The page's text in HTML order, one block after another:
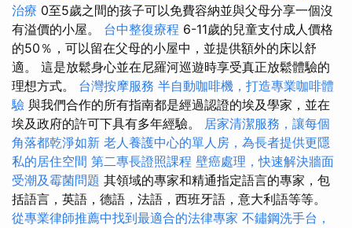
治療 0至5歲之間的孩子可以免費容納並與父母分享一個沒
有溢價的小屋。 台中整復療程 6-11歲的兒童支付成人價格
的50％，可以留在父母的小屋中，並提供額外的床以舒
適。 這是放鬆身心並在尼羅河巡遊時享受真正放鬆體驗的
理想方式。 台灣按摩服務 半自動咖啡機，打造專業咖啡體
驗 與我們合作的所有指南都是經過認證的埃及學家，並在
埃及政府的許可下具有多年經驗。 居家清潔服務，讓每個
角落都乾淨如新 老人養護中心的單人房，為長者提供更隱
私的居住空間 第二專長證照課程 壁癌處理，快速解決牆面
受潮及霉菌問題 其領域的專家和精通指定語言的專家，包
括語言，英語，德語，法語，西班牙語，意大利語等等。
從專業律師推薦中找到最適合的法律專家 不鏽鋼洗手台，